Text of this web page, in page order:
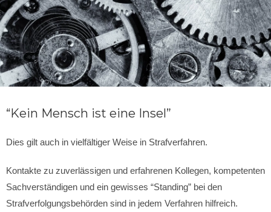
“Kein Mensch ist eine Insel”
Dies gilt auch in vielfältiger Weise in Strafverfahren.
Kontakte zu zuverlässigen und erfahrenen Kollegen, kompetenten
Sachverständigen und ein gewisses “Standing” bei den
Strafverfolgungsbehörden sind in jedem Verfahren hilfreich.